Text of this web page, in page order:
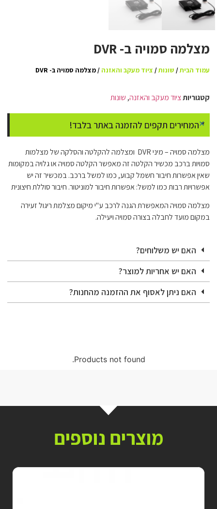
מצלמה סמויה ב- DVR
עמוד הבית/ שונות/ ציוד מעקב והאזנה / מצלמה סמויה ב- DVR
קטגוריותציוד מעקב והאזנה, שונות
* המחירים תקפים להזמנה באתר בלבד!
×
מצלמה סמויה – מיני DVR ומצלמה להקלטה והסלקה של מצלמות
סמויות ברכב מכשיר הקלטה זה מאפשר הקלטה סמויה או גלויה במקומות
שאין אפשרות חיבור חשמל קבוע, כמו למשל ברכב. במכשיר זה יש
אפשרויות רבות כמו למשל: אפשרות חיבור למוניטור. חיבור סוללת חיצונית
מצלמה סמויה המאפשרת הגנה לרכב ע"י מיקום מצלמת ריגול זעירה
במקום מועד לחבלה בצורה סמויה ויעילה.
האם יש משלוחים?
האם יש אחריות למוצר?
האם ניתן לאסוף את ההזמנה מהחנות?
Products not found.
מוצרים נוספים